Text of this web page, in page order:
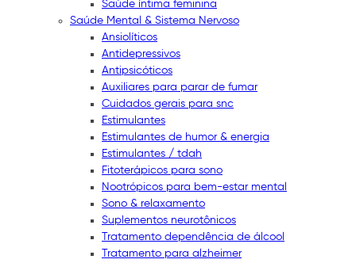
Saúde íntima feminina
Saúde Mental & Sistema Nervoso
Ansiolíticos
Antidepressivos
Antipsicóticos
Auxiliares para parar de fumar
Cuidados gerais para snc
Estimulantes
Estimulantes de humor & energia
Estimulantes / tdah
Fitoterápicos para sono
Nootrópicos para bem-estar mental
Sono & relaxamento
Suplementos neurotônicos
Tratamento dependência de álcool
Tratamento para alzheimer